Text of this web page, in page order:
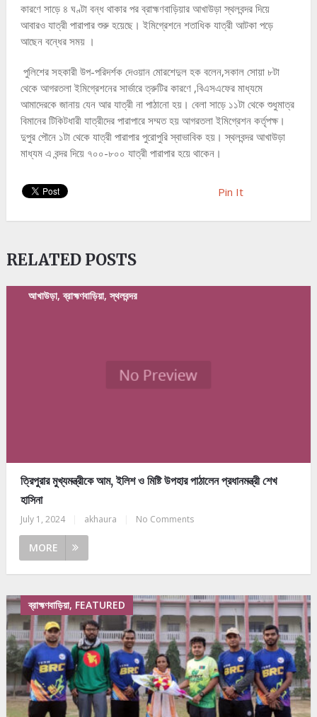
কারণে সাড়ে ৪ ঘণ্টা বন্ধ থাকার পর ব্রাহ্মণবাড়িয়ার আখাউড়া স্থলবন্দর দিয়ে
আবারও যাত্রী পারাপার শুরু হয়েছে। ইমিগ্রেশনে শতাধিক যাত্রী আটকা পড়ে
আছেন বন্ধের সময় ।
পুলিশের সহকারী উপ-পরিদর্শক দেওয়ান মোরশেদুল হক বলেন,সকাল সোয়া ৮টা
থেকে আগরতলা ইমিগ্রেশনের সার্ভারে ত্রুটির কারণে ,বিএসএফের মাধ্যমে
আমাদেরকে জানায় যেন আর যাত্রী না পাঠানো হয়। বেলা সাড়ে ১১টা থেকে শুধুমাত্র
বিমানের টিকিটধারী যাত্রীদের পারাপারে সম্মত হয় আগরতলা ইমিগ্রেশন কর্তৃপক্ষ।
দুপুর পৌনে ১টা থেকে যাত্রী পারাপার পুরোপুরি স্বাভাবিক হয়। স্থলবন্দর আখাউড়া
মাধ্যম এ বন্দর দিয়ে ৭০০-৮০০ যাত্রী পারাপার হয়ে থাকেন।
Pin It
RELATED POSTS
আখাউড়া, ব্রাহ্মণবাড়িয়া, স্থলবন্দর
ত্রিপুরার মুখ্যমন্ত্রীকে আম, ইলিশ ও মিষ্টি উপহার পাঠালেন প্রধানমন্ত্রী শেখ
হাসিনা
July 1, 2024 akhaura No Comments
MORE
ব্রাহ্মণবাড়িয়া, FEATURED